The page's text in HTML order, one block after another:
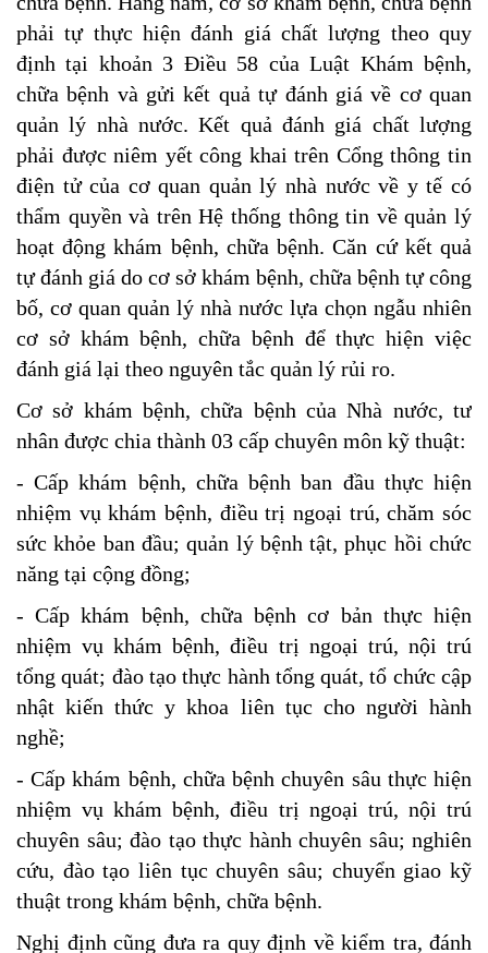
phải tự thực hiện đánh giá chất lượng theo quy
định tại khoản 3 Điều 58 của Luật Khám bệnh,
chữa bệnh và gửi kết quả tự đánh giá về cơ quan
quản lý nhà nước. Kết quả đánh giá chất lượng
phải được niêm yết công khai trên Cổng thông tin
điện tử của cơ quan quản lý nhà nước về y tế có
thẩm quyền và trên Hệ thống thông tin về quản lý
hoạt động khám bệnh, chữa bệnh. Căn cứ kết quả
tự đánh giá do cơ sở khám bệnh, chữa bệnh tự công
bố, cơ quan quản lý nhà nước lựa chọn ngẫu nhiên
cơ sở khám bệnh, chữa bệnh để thực hiện việc
đánh giá lại theo nguyên tắc quản lý rủi ro.
Cơ sở khám bệnh, chữa bệnh của Nhà nước, tư
nhân được chia thành 03 cấp chuyên môn kỹ thuật:
- Cấp khám bệnh, chữa bệnh ban đầu thực hiện
nhiệm vụ khám bệnh, điều trị ngoại trú, chăm sóc
sức khỏe ban đầu; quản lý bệnh tật, phục hồi chức
năng tại cộng đồng;
- Cấp khám bệnh, chữa bệnh cơ bản thực hiện
nhiệm vụ khám bệnh, điều trị ngoại trú, nội trú
tổng quát; đào tạo thực hành tổng quát, tổ chức cập
nhật kiến thức y khoa liên tục cho người hành
nghề;
- Cấp khám bệnh, chữa bệnh chuyên sâu thực hiện
nhiệm vụ khám bệnh, điều trị ngoại trú, nội trú
chuyên sâu; đào tạo thực hành chuyên sâu; nghiên
cứu, đào tạo liên tục chuyên sâu; chuyển giao kỹ
thuật trong khám bệnh, chữa bệnh.
Nghị định cũng đưa ra quy định về kiểm tra, đánh